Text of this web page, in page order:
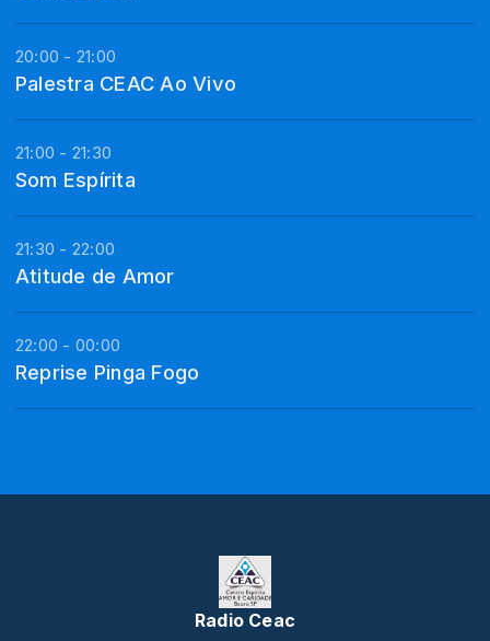
20:00 - 21:00
Palestra CEAC Ao Vivo
21:00 - 21:30
Som Espírita
21:30 - 22:00
Atitude de Amor
22:00 - 00:00
Reprise Pinga Fogo
Radio Ceac